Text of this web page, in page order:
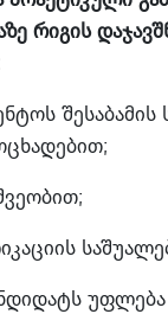
რიგის
უფლება